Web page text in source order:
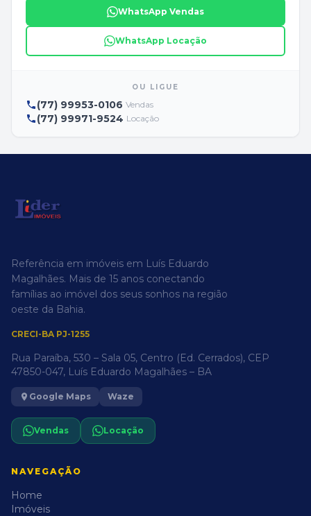
WhatsApp Vendas
WhatsApp Locação
OU LIGUE
(77) 99953-0106 Vendas
(77) 99971-9524 Locação
Referência em imóveis em Luís Eduardo
Magalhães. Mais de 15 anos conectando
famílias ao imóvel dos seus sonhos na região
oeste da Bahia.
CRECI-BA PJ-1255
Rua Paraíba, 530 – Sala 05, Centro (Ed. Cerrados), CEP
47850-047, Luís Eduardo Magalhães – BA
Google Maps Waze
Vendas Locação
NAVEGAÇÃO
Home
Imóveis